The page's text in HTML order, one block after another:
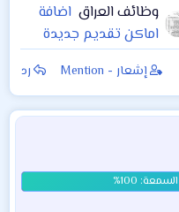
وظائف العراق اضافة
اماكن تقديم جديدة
والتخصصات
المطلوبة على
تعيينات مديرية الكرخ
الثانية
إشعار - Mention رد